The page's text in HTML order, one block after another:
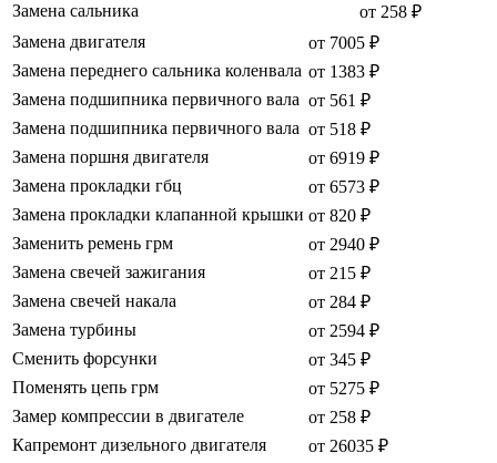
Замена сальника
от 258 ₽
Замена двигателя
от 7005 ₽
Замена переднего сальника коленвала от 1383 ₽
Замена подшипника первичного вала от 561 ₽
Замена подшипника первичного вала от 518 ₽
Замена поршня двигателя
от 6919 ₽
Замена прокладки гбц
от 6573 ₽
Замена прокладки клапанной крышки от 820 ₽
Заменить ремень грм
от 2940 ₽
Замена свечей зажигания
от 215 ₽
Замена свечей накала
от 284 ₽
Замена турбины
от 2594 ₽
Сменить форсунки
от 345 ₽
Поменять цепь грм
от 5275 ₽
Замер компрессии в двигателе
от 258 ₽
Капремонт дизельного двигателя
от 26035 ₽